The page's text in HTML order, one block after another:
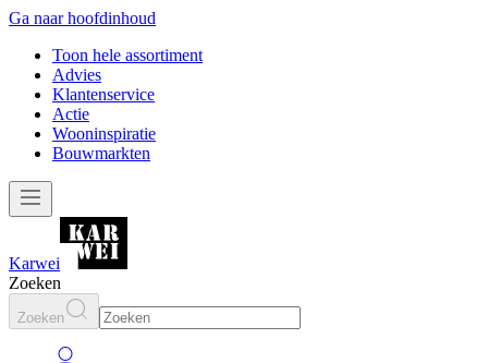
Ga naar hoofdinhoud
Toon hele assortiment
Advies
Klantenservice
Actie
Wooninspiratie
Bouwmarkten
Karwei
Zoeken
Zoeken